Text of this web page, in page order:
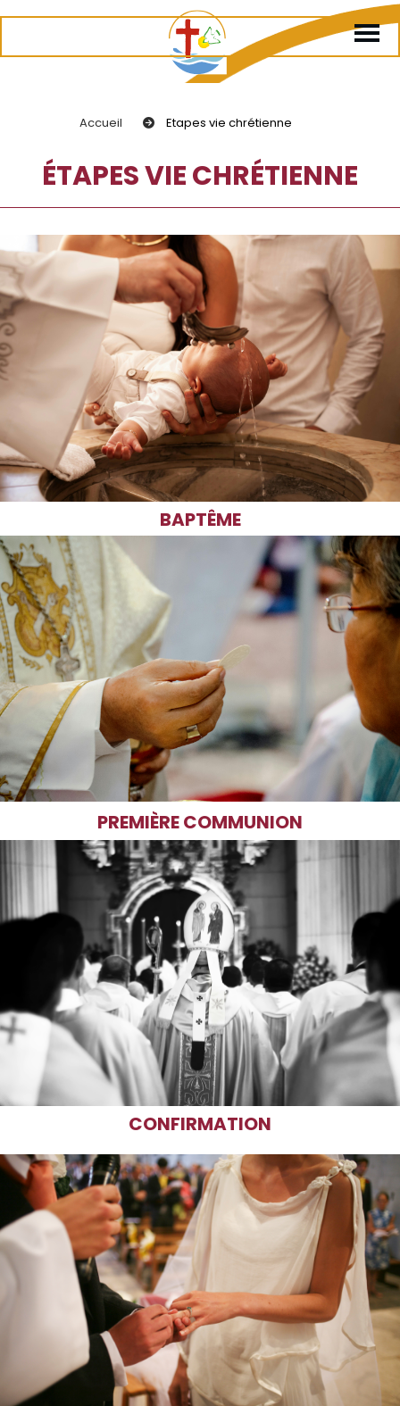
Accueil Etapes vie chrétienne
ÉTAPES VIE CHRÉTIENNE
BAPTÊME
PREMIÈRE COMMUNION
CONFIRMATION